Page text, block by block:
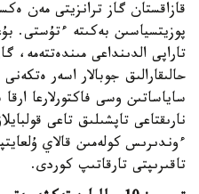
قازاقستان گاز ترانزيتى مەن
پوزيتسياسىن بەكىتە ءتۇستى.
تاراپى الدىنداعى مىندەتتەمە،
حالىقارالىق جوبالار اسەر
ساياساتىن وسى فاكتورلارعا
نارىقتاعى تاپشىلىق تاعى
تاقىرىپتى تارقاتىپ كوردى.